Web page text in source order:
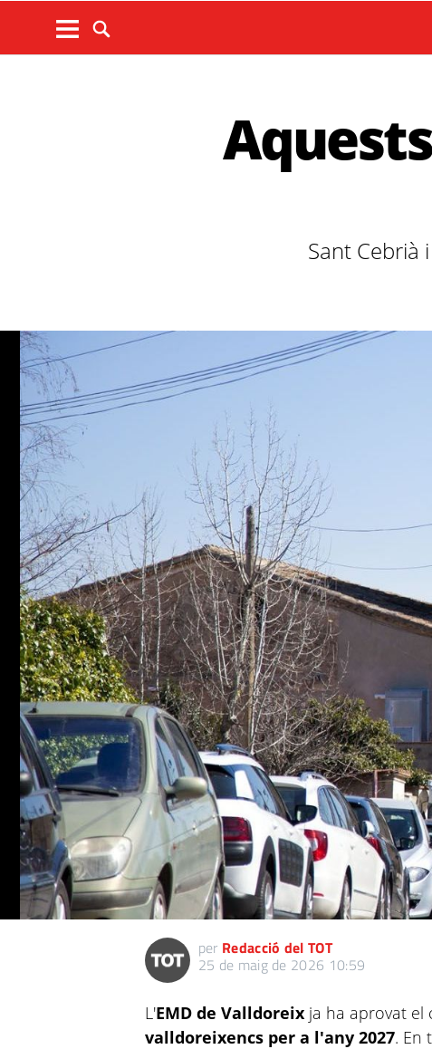
Sant Cebrià
per Redacció del TOT
25 de maig de 2026 10:59
L'EMD de Valldoreix ja ha aprovat el
valldoreixencs per a l'any 2027. En